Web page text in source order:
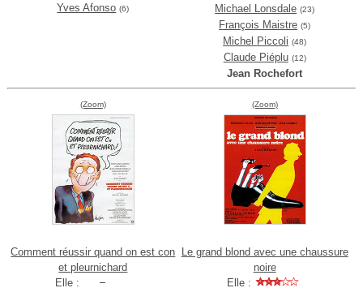
Yves Afonso (6) Michael Lonsdale (23)
François Maistre (5)
Michel Piccoli (48)
Claude Piéplu (12)
Jean Rochefort
(Zoom)
Comment réussir quand on est con
et pleurnichard
Elle :
(Zoom)
Le grand blond avec une chaussure
noire
Elle :